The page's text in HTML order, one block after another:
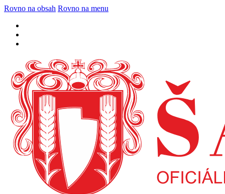
Rovno na obsah Rovno na menu